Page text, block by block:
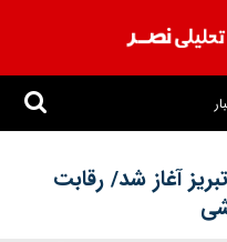
آغاز شد/ رقابت